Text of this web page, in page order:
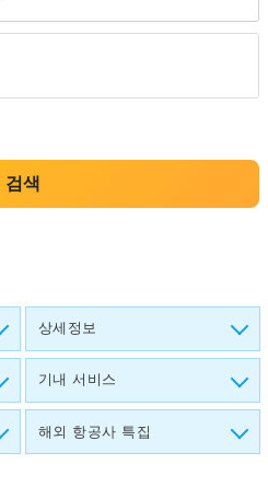
검색
상세정보
기내 서비스
해외 항공사 특집